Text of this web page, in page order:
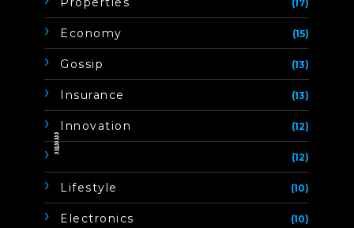
(17)
Economy (15)
Gossip (13)
Insurance (13)
Innovation (12)
(12)
Lifestyle (10)
Electronics (10)